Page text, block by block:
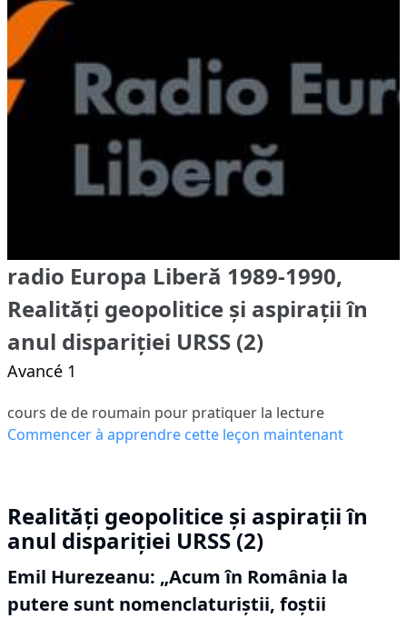
radio Europa Liberă 1989-1990,
Realități geopolitice și aspirații în
anul dispariției URSS (2)
Avancé 1
cours de de roumain pour pratiquer la lecture
Commencer à apprendre cette leçon maintenant
Realități geopolitice și aspirații în
anul dispariției URSS (2)
Emil Hurezeanu: „Acum în România la
putere sunt nomenclaturiştii, foştii